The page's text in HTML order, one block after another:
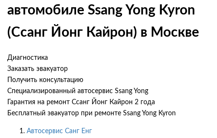
автомобиле Ssang Yong Kyron
(Ссанг Йонг Кайрон) в Москве
Диагностика
Заказать эвакуатор
Получить консультацию
Специализированный автосервис Ssang Yong
Гарантия на ремонт Ссанг Йонг Кайрон 2 года
Бесплатный эвакуатор при ремонте Ssang Yong Kyron
Автосервис Санг Енг